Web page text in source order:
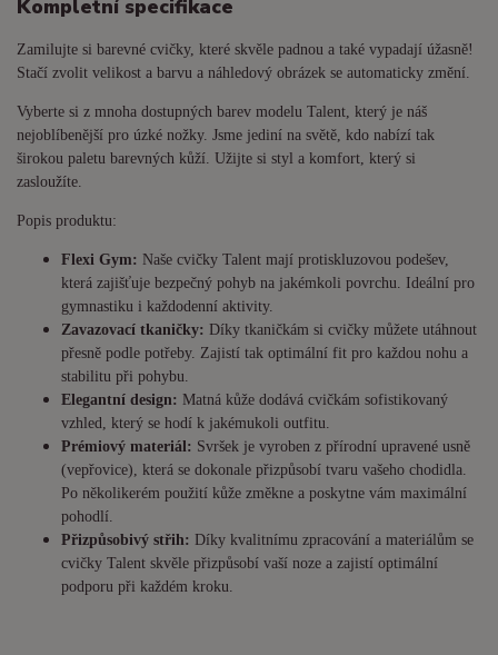
Kompletní specifikace
Zamilujte si barevné cvičky, které skvěle padnou a také vypadají úžasně!
Stačí zvolit velikost a barvu a náhledový obrázek se automaticky změní.
Vyberte si z mnoha dostupných barev modelu Talent, který je náš
nejoblíbenější pro úzké nožky. Jsme jediní na světě, kdo nabízí tak
širokou paletu barevných kůží. Užijte si styl a komfort, který si
zasloužíte.
Popis produktu:
Flexi Gym: Naše cvičky Talent mají protiskluzovou podešev,
která zajišťuje bezpečný pohyb na jakémkoli povrchu. Ideální pro
gymnastiku i každodenní aktivity.
Zavazovací tkaničky: Díky tkaničkám si cvičky můžete utáhnout
přesně podle potřeby. Zajistí tak optimální fit pro každou nohu a
stabilitu při pohybu.
Elegantní design: Matná kůže dodává cvičkám sofistikovaný
vzhled, který se hodí k jakémukoli outfitu.
Prémiový materiál: Svršek je vyroben z přírodní upravené usně
(vepřovice), která se dokonale přizpůsobí tvaru vašeho chodidla.
Po několikerém použití kůže změkne a poskytne vám maximální
pohodlí.
Přizpůsobivý střih: Díky kvalitnímu zpracování a materiálům se
cvičky Talent skvěle přizpůsobí vaší noze a zajistí optimální
podporu při každém kroku.